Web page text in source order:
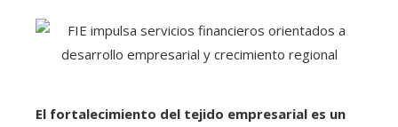
El fortalecimiento del tejido empresarial es un